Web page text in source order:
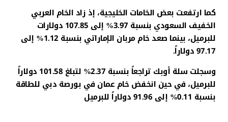
كما ارتفعت بعض الخامات الخليجية، إذ زاد الخام العربي
الخفيف السعودي بنسبة 3.97% إلى 107.85 دولارات
للبرميل، بينما صعد خام مربان الإماراتي بنسبة 1.12% إلى
97.17 دولاراً.
وسجلت سلة أوبك تراجعاً بنسبة 2.37% لتبلغ 101.58 دولاراً
للبرميل، في حين انخفض خام عمان في بورصة دبي للطاقة
بنسبة 0.11% إلى 91.96 دولاراً للبرميل